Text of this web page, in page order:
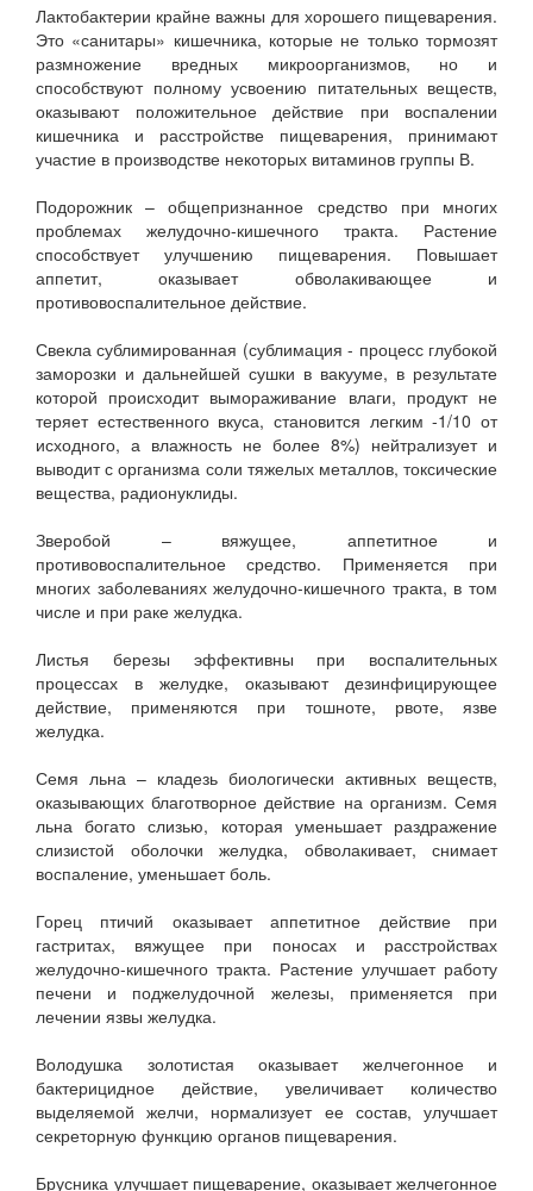
Лактобактерии крайне важны для хорошего пищеварения.
Это «санитары» кишечника, которые не только тормозят
размножение вредных микроорганизмов, но и
способствуют полному усвоению питательных веществ,
оказывают положительное действие при воспалении
кишечника и расстройстве пищеварения, принимают
участие в производстве некоторых витаминов группы В.
Подорожник – общепризнанное средство при многих
проблемах желудочно-кишечного тракта. Растение
способствует улучшению пищеварения. Повышает
аппетит, оказывает обволакивающее и
противовоспалительное действие.
Свекла сублимированная (сублимация - процесс глубокой
заморозки и дальнейшей сушки в вакууме, в результате
которой происходит вымораживание влаги, продукт не
теряет естественного вкуса, становится легким -1/10 от
исходного, а влажность не более 8%) нейтрализует и
выводит с организма соли тяжелых металлов, токсические
вещества, радионуклиды.
Зверобой – вяжущее, аппетитное и
противовоспалительное средство. Применяется при
многих заболеваниях желудочно-кишечного тракта, в том
числе и при раке желудка.
Листья березы эффективны при воспалительных
процессах в желудке, оказывают дезинфицирующее
действие, применяются при тошноте, рвоте, язве
желудка.
Семя льна – кладезь биологически активных веществ,
оказывающих благотворное действие на организм. Семя
льна богато слизью, которая уменьшает раздражение
слизистой оболочки желудка, обволакивает, снимает
воспаление, уменьшает боль.
Горец птичий оказывает аппетитное действие при
гастритах, вяжущее при поносах и расстройствах
желудочно-кишечного тракта. Растение улучшает работу
печени и поджелудочной железы, применяется при
лечении язвы желудка.
Володушка золотистая оказывает желчегонное и
бактерицидное действие, увеличивает количество
выделяемой желчи, нормализует ее состав, улучшает
секреторную функцию органов пищеварения.
Брусника улучшает пищеварение, оказывает желчегонное